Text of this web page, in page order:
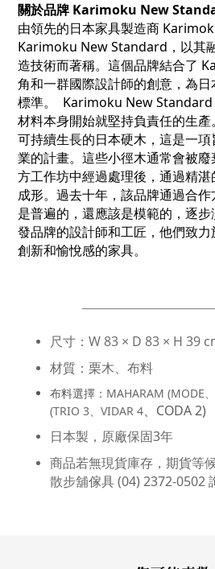
關於品牌 Karimoku New
由領先的日本家具製造商
Karimoku New Standard，以其
造技術而著稱。這個品牌結合了
角和一群國際設計師的創意，為
標準。 Karimoku New Standard
材料本身開始就堅持負責任的生
可持續生長的日本硬木，這是一
業的計畫。這些小徑木通常會被
方工作坊中經過處理後，通過精
成形。過去十年，該品牌通過合
是普遍的，還應該是模範的，逐
發品牌的設計師和工匠，他們致
創新和愉悅感的家具。
尺寸： W 83 × D 83 × H 39
材質：栗木、 布料
布料選擇： MAHARAM (MODE
(TRIO 3、VIDAR 4、CODA 2)
日本製，原廠保固3年
商品若無現貨庫存，期貨等
散步舖傢具 (04) 2372-0502